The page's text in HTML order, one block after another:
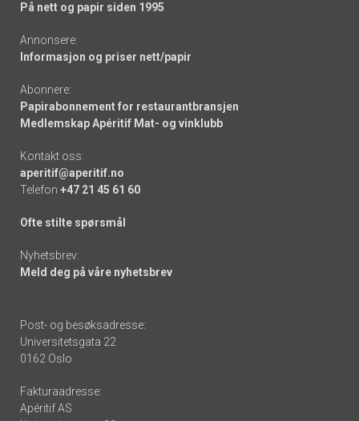
På nett og papir siden 1995
Annonsere:
Informasjon og priser nett/papir
Abonnere:
Papirabonnement for restaurantbransjen
Medlemskap Apéritif Mat- og vinklubb
Kontakt oss:
aperitif@aperitif.no
Telefon +47 21 45 61 60
Ofte stilte spørsmål
Nyhetsbrev:
Meld deg på våre nyhetsbrev
Post- og besøksadresse:
Universitetsgata 22
0162 Oslo
Fakturaadresse:
Apéritif AS